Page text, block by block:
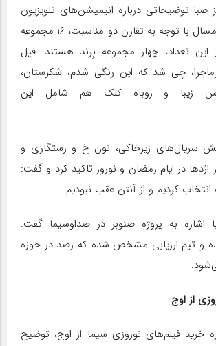
صبا توضیحاتی درباره انیمیشن‌های تلویزیون
ارائه داد و گفت: امسال با توجه به تقارن دو مناسبت، ۱۶ مجموعه
این تعداد، چهار مجموعه بِرند هستند. فیل
چی شد که این رنگی شدم، شکرستان،
زیبا و روباه کلک هم شامل این
سریال‌های زیرخاکی، نون خ و رستگاری و
در ایام رمضان و نوروز تاکید کرد و گفت:
انتخاب کردیم و از آنتن عقب نبودیم.
اشاره به پروژه صنوبر در صداوسیما گفت:
و تیم ارزیابی مشخص شده که رصد در حوزه
از اوج
خرید فیلم‌های نوروزی سیما از اوج، توضیح